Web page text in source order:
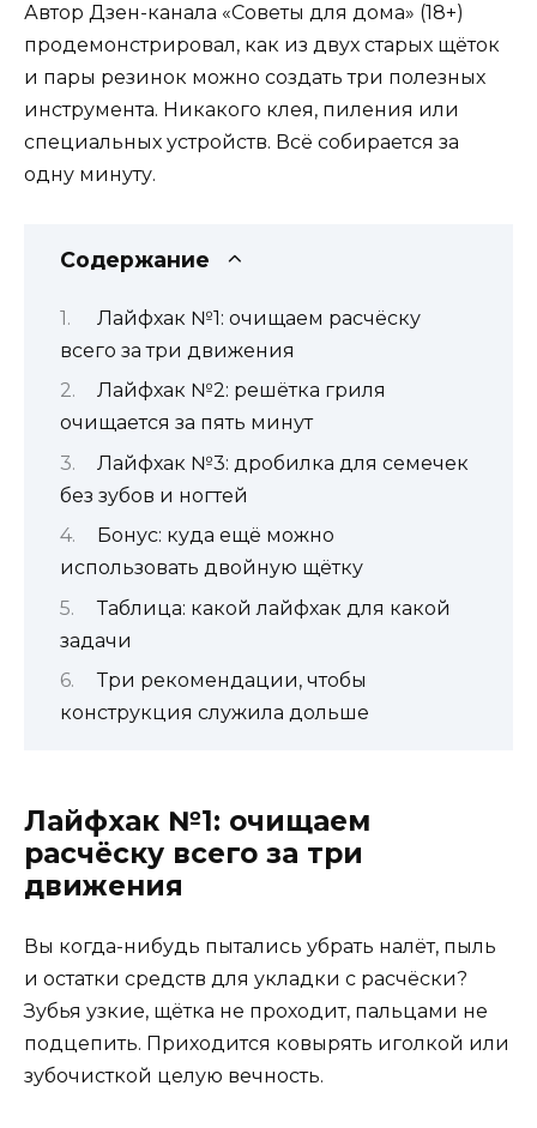
Автор Дзен-канала «Советы для дома» (18+)
продемонстрировал, как из двух старых щёток
и пары резинок можно создать три полезных
инструмента. Никакого клея, пиления или
специальных устройств. Всё собирается за
одну минуту.
Содержание
Лайфхак №1: очищаем расчёску
всего за три движения
Лайфхак №2: решётка гриля
очищается за пять минут
Лайфхак №3: дробилка для семечек
без зубов и ногтей
Бонус: куда ещё можно
использовать двойную щётку
Таблица: какой лайфхак для какой
задачи
Три рекомендации, чтобы
конструкция служила дольше
Лайфхак №1: очищаем
расчёску всего за три
движения
Вы когда-нибудь пытались убрать налёт, пыль
и остатки средств для укладки с расчёски?
Зубья узкие, щётка не проходит, пальцами не
подцепить. Приходится ковырять иголкой или
зубочисткой целую вечность.